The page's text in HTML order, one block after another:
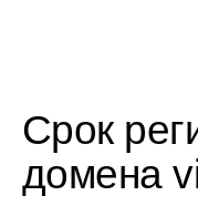
Срок
домена